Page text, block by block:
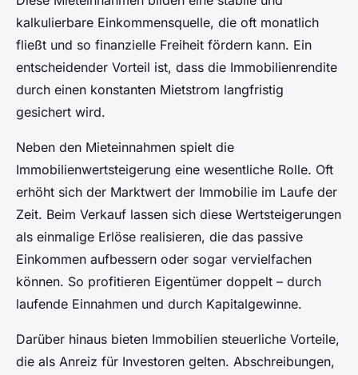
kalkulierbare Einkommensquelle, die oft monatlich
fließt und so finanzielle Freiheit fördern kann. Ein
entscheidender Vorteil ist, dass die Immobilienrendite
durch einen konstanten Mietstrom langfristig
gesichert wird.
Neben den Mieteinnahmen spielt die
Immobilienwertsteigerung eine wesentliche Rolle. Oft
erhöht sich der Marktwert der Immobilie im Laufe der
Zeit. Beim Verkauf lassen sich diese Wertsteigerungen
als einmalige Erlöse realisieren, die das passive
Einkommen aufbessern oder sogar vervielfachen
können. So profitieren Eigentümer doppelt – durch
laufende Einnahmen und durch Kapitalgewinne.
Darüber hinaus bieten Immobilien steuerliche Vorteile,
die als Anreiz für Investoren gelten. Abschreibungen,